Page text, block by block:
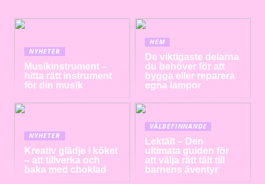
NYHETER
Musikinstrument –
hitta rätt instrument
för din musik
HEM
De viktigaste delarna
du behöver för att
bygga eller reparera
egna lampor
NYHETER
Kreativ glädje i köket
– att tillverka och
baka med choklad
VÄLBEFINNANDE
Lektält – Den
ultimata guiden för
att välja rätt tält till
barnens äventyr